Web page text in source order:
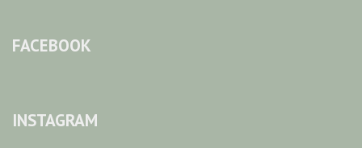
FACEBOOK
INSTAGRAM